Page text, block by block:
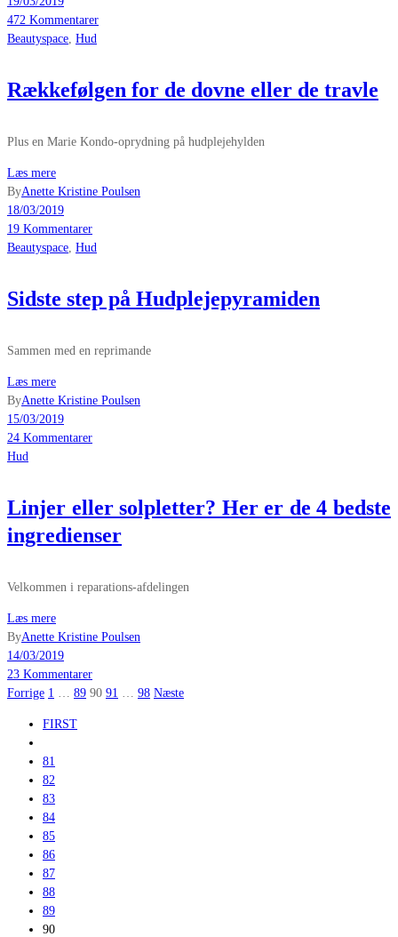
472 Kommentarer
Beautyspace, Hud
Rækkefølgen for de dovne eller de travle
Plus en Marie Kondo-oprydning på hudplejehylden
Læs mere
ByAnette Kristine Poulsen
18/03/2019
19 Kommentarer
Beautyspace Hud
Sidste step på Hudplejepyramiden
Sammen med en reprimande
Læs mere
ByAnette Kristine Poulsen
15/03/2019
24 Kommentarer
Hud
Linjer eller solpletter? Her er de 4 bedste
ingredienser
Velkommen i reparations-afdelingen
Læs mere
ByAnette Kristine Poulsen
14/03/2019
23 Kommentarer
Indlægsinddeling
Forrige 1 89 90 91 98 Næste
FIRST
81
82
83
84
85
86
87
88
89
90